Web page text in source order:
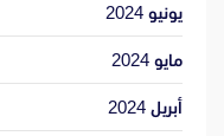
يونيو 2024
مايو 2024
أبريل 2024